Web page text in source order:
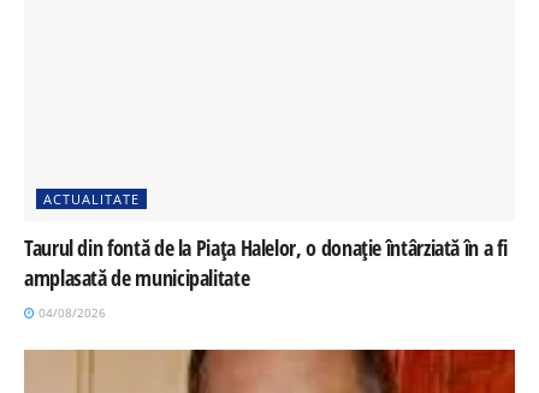
ACTUALITATE
Taurul din fontă de la Piața Halelor, o donație întârziată în a fi
amplasată de municipalitate
04/08/2026